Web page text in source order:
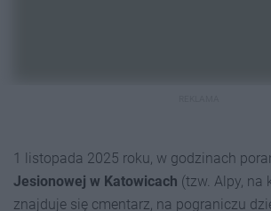
1 listopada 2025 roku, w godzinach
Jesionowej w Katowicach (tzw. Alpy, na
znajduje się cmentarz, na pograniczu